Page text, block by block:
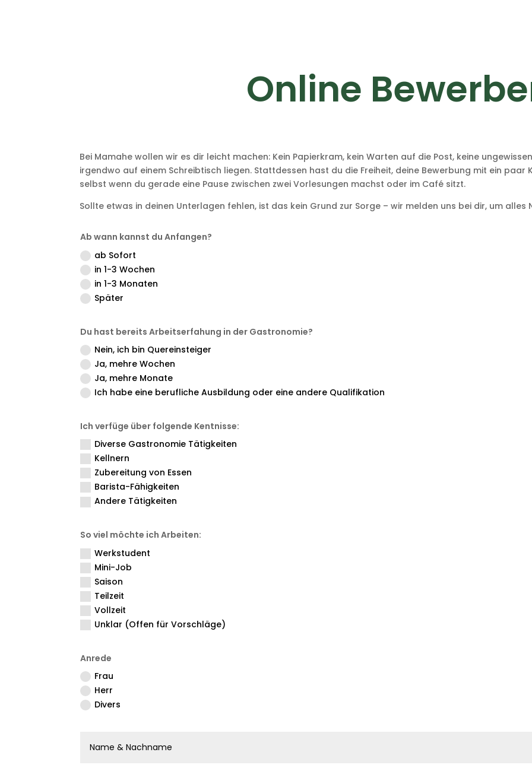
Online
Bei Mamahe wollen wir es dir leicht machen: Kein Papierkram, kein Warten auf die Post, keine
irgendwo auf einem Schreibtisch liegen. Stattdessen hast du die Freiheit, deine Bewerbung mit ein paar
selbst wenn du gerade eine Pause zwischen zwei Vorlesungen machst oder im Café sitzt.
Sollte etwas in deinen Unterlagen fehlen, ist das kein Grund zur Sorge – wir melden uns bei dir, um alles
Ab wann kannst du Anfangen?
ab Sofort
in 1-3 Wochen
in 1-3 Monaten
Später
Du hast bereits Arbeitserfahung in der Gastronomie?
Nein, ich bin Quereinsteiger
Ja, mehre Wochen
Ja, mehre Monate
Ich habe eine berufliche Ausbildung oder eine andere Qualifikation
Ich verfüge über folgende Kentnisse:
Diverse Gastronomie Tätigkeiten
Kellnern
Zubereitung von Essen
Barista-Fähigkeiten
Andere Tätigkeiten
So viel möchte ich Arbeiten:
Werkstudent
Mini-Job
Saison
Teilzeit
Vollzeit
Unklar (Offen für Vorschläge)
Anrede
Frau
Herr
Divers